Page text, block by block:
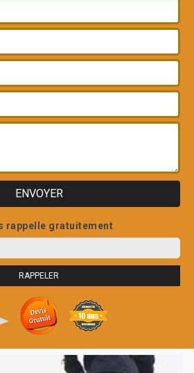
rappelle gratuitement